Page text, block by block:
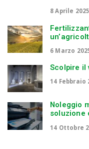
8 Aprile 2025
6 Marzo
Scolpire il
14 Febbraio
Noleggio
soluzione
14 Ottobre